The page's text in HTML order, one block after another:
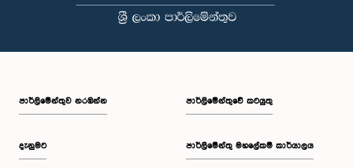
පාර්ලි‌මේන්තුව නරඹන්න
දැනුමට
පාර්ලිමේන්තුවේ කටයුතු
පාර්ලිමේන්තු මහලේකම් කාර්යාලය